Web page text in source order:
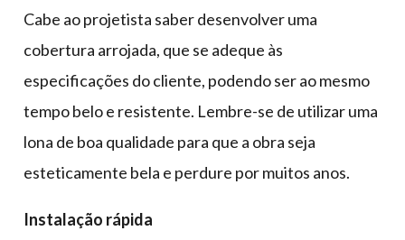
Cabe ao projetista saber desenvolver uma
cobertura arrojada, que se adeque às
especificações do cliente, podendo ser ao mesmo
tempo belo e resistente. Lembre-se de utilizar uma
lona de boa qualidade para que a obra seja
esteticamente bela e perdure por muitos anos.
Instalação rápida